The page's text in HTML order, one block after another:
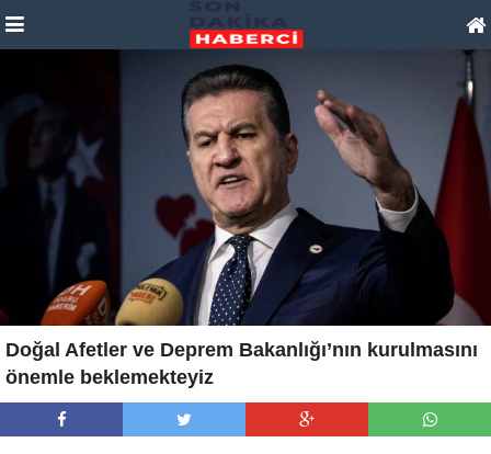
Doğal Afetler ve Deprem Bakanlığı’nın kurulmasını
önemle beklemekteyiz